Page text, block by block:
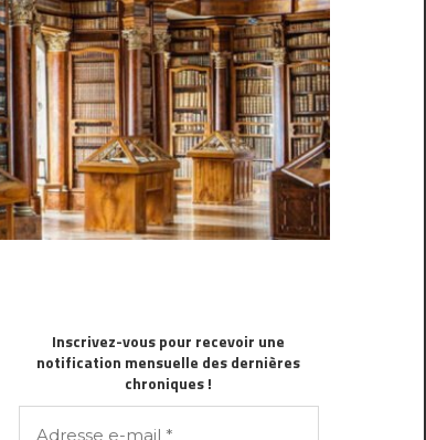
Inscrivez-vous pour recevoir une
notification mensuelle des dernières
chroniques !